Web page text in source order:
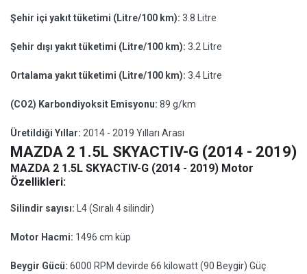
Şehir içi yakıt tüketimi (Litre/100 km): 3.8 Litre
Şehir dışı yakıt tüketimi (Litre/100 km): 3.2 Litre
Ortalama yakıt tüketimi (Litre/100 km): 3.4 Litre
(CO2) Karbondiyoksit Emisyonu: 89 g/km
Üretildiği Yıllar: 2014 - 2019 Yılları Arası
MAZDA 2 1.5L SKYACTIV-G (2014 - 2019)
MAZDA 2 1.5L SKYACTIV-G (2014 - 2019) Motor
Özellikleri:
Silindir sayısı: L4 (Sıralı 4 silindir)
Motor Hacmi: 1496 cm küp
Beygir Gücü: 6000 RPM devirde 66 kilowatt (90 Beygir) Güç